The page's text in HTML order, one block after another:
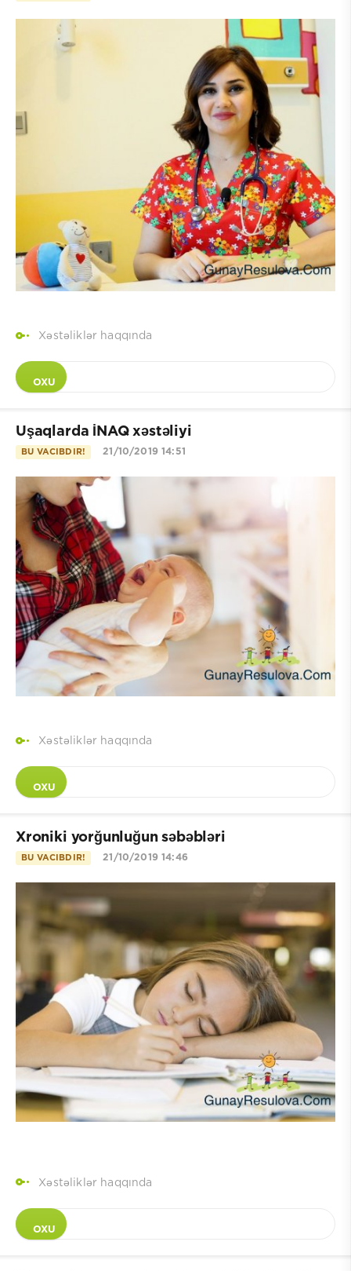
Xəstəliklər haqqında
OXU
Uşaqlarda İNAQ xəstəliyi
BU VACIBDIR! 21/10/2019 14:51
Xəstəliklər haqqında
OXU
Xroniki yorğunluğun səbəbləri
BU VACIBDIR! 21/10/2019 14:46
Xəstəliklər haqqında
OXU